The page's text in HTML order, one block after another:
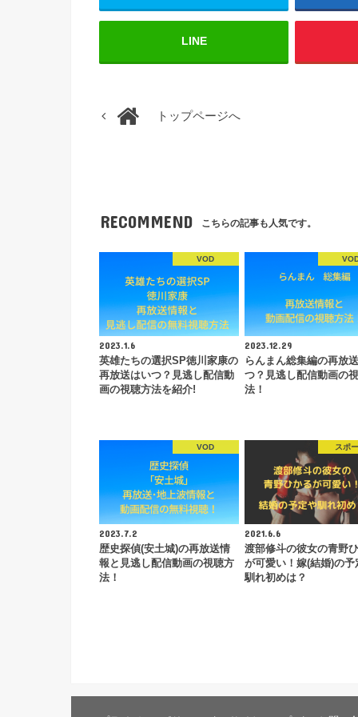
LINE
トップページへ
RECOMMEND こちらの記事も人気です。
VOD
2023.1.6
英雄たちの選択SP徳川家康の
再放送はいつ？見逃し配信動
画の視聴方法を紹介!
2023.12.29
らんまん総集編の再放
つ？見逃し配信動画の
法！
VOD
2023.7.2
歴史探偵(安土城)の再放送情
報と見逃し配信動画の視聴方
法！
スポ
2021.6.6
渡部修斗の彼女の青野
が可愛い！嫁(結婚)の予
馴れ初めは？